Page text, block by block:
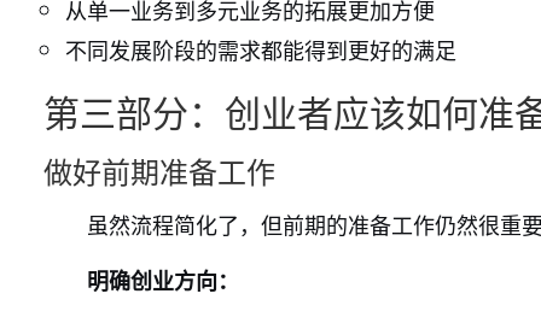
从单一业务到多元业务的拓展更加方便
不同发展阶段的需求都能得到更好的满足
第三部分：创业者应该如何准
做好前期准备工作
虽然流程简化了，但前期的准备工作仍然很重
明确创业方向：